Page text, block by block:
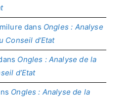
dans Ongles : Analyse
Conseil d’Etat
Ongles : Analyse de la
d’Etat
Ongles : Analyse de la